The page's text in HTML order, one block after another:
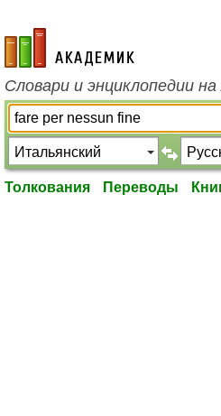
academic.ru
Словари и энциклопедии
Толкования Переводы